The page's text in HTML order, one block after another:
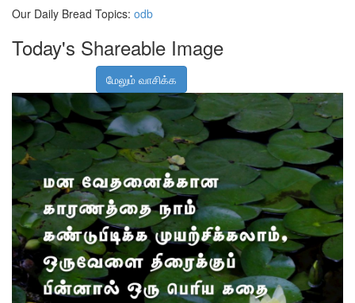
Our Daily Bread Topics: odb
Today's Shareable Image
மேலும் வாசிக்க